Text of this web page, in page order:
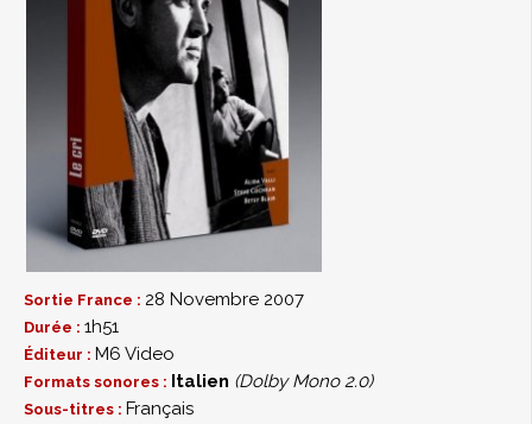
Sortie France : 28 Novembre 2007
Durée : 1h51
Éditeur : M6 Video
Formats sonores : Italien (Dolby Mono 2.0)
Sous-titres : Français